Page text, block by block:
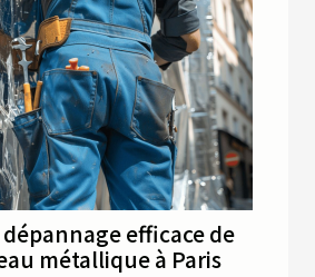
efficace de
métallique à Paris